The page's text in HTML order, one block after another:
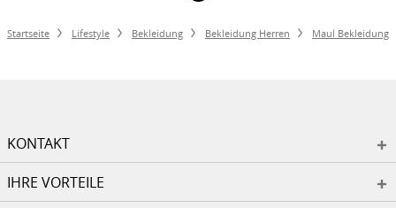
Startseite Lifestyle Bekleidung Bekleidung Herren Maul Bekleidung
KONTAKT
IHRE VORTEILE